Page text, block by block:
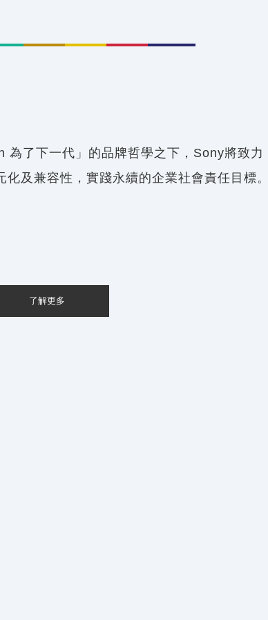
了下一代」的品牌哲學之下，Sony將致力
及兼容性，實踐永續的企業社會責任目標。
了解更多